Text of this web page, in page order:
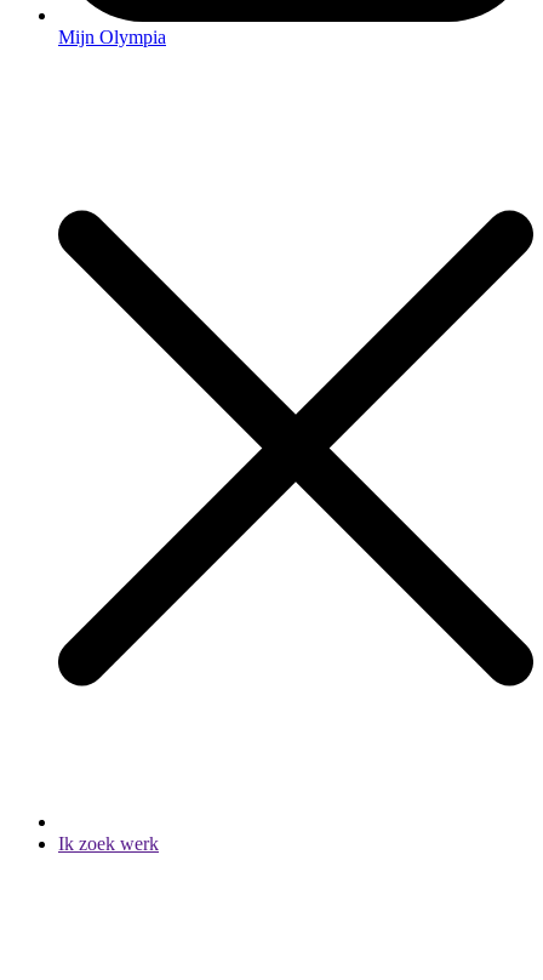
Mijn Olympia
Ik zoek werk